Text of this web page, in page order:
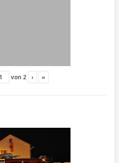
von 2 › »